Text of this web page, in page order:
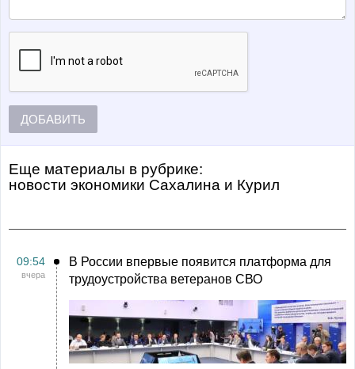
ДОБАВИТЬ
Еще материалы в рубрике:
Новости экономики Сахалина и Курил
09:54
вчера
В России впервые появится платформа для
трудоустройства ветеранов СВО